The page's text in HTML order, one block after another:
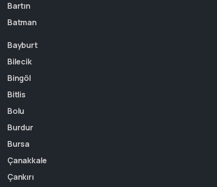
Bartın
Batman
Bayburt
Bilecik
Bingöl
Bitlis
Bolu
Burdur
Bursa
Çanakkale
Çankırı